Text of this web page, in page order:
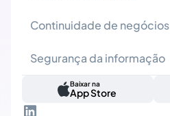
Continuidade de negócios
Segurança da informação
Baixar na
App Store